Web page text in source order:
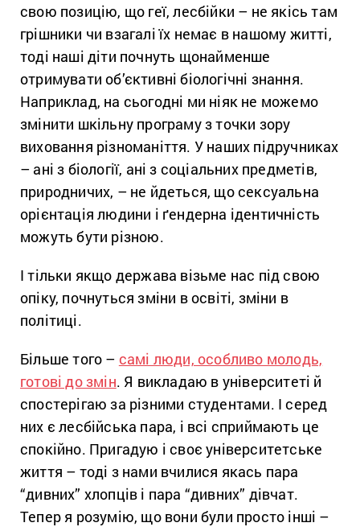
свою позицію, що геї, лесбійки – не якісь там
грішники чи взагалі їх немає в нашому житті,
тоді наші діти почнуть щонайменше
отримувати об’єктивні біологічні знання.
Наприклад, на сьогодні ми ніяк не можемо
змінити шкільну програму з точки зору
виховання різноманіття. У наших підручниках
– ані з біології, ані з соціальних предметів,
природничих, – не йдеться, що сексуальна
орієнтація людини і ґендерна ідентичність
можуть бути різною.
І тільки якщо держава візьме нас під свою
опіку, почнуться зміни в освіті, зміни в
політиці.
Більше того – самі люди, особливо молодь,
готові до змін. Я викладаю в університеті й
спостерігаю за різними студентами. І серед
них є лесбійська пара, і всі сприймають це
спокійно. Пригадую і своє університетське
життя – тоді з нами вчилися якась пара
“дивних” хлопців і пара “дивних” дівчат.
Тепер я розумію, що вони були просто інші –